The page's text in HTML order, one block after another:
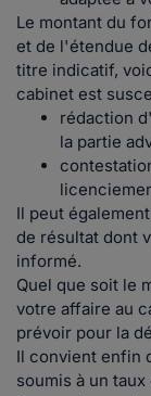
Le montant du
et de l'étendue
titre indicatif,
cabinet est
rédaction
la partie
Il peut
de résultat dont
informé.
Quel que soit le
votre affaire au
prévoir pour la
Il convient enfin
soumis à un